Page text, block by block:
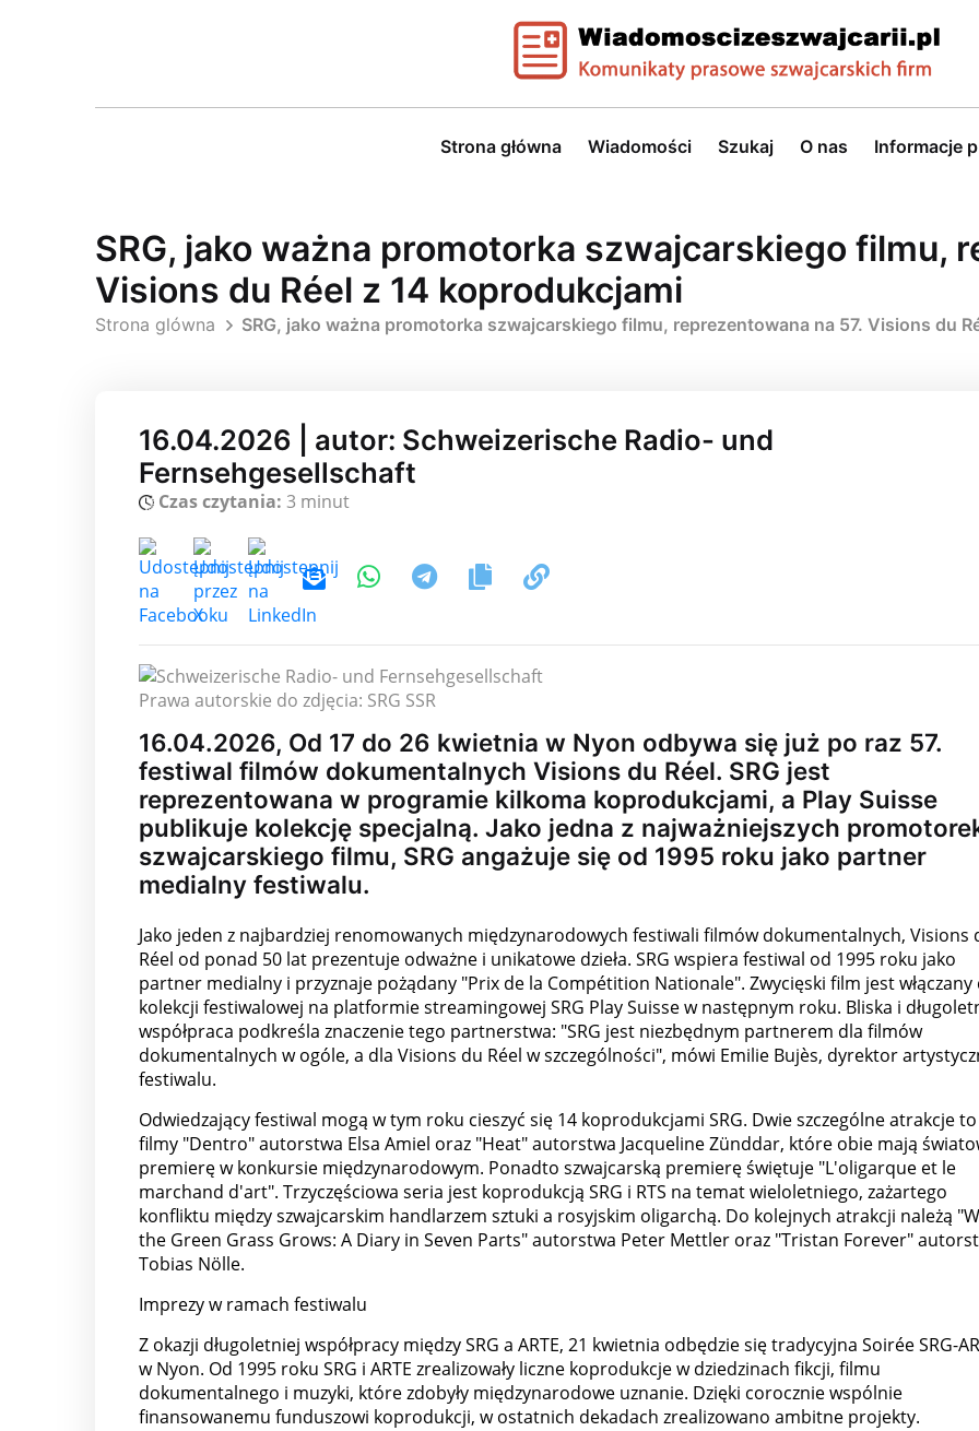
Strona główna Wiadomości Szukaj O nas Informacje
SRG, jako ważna promotorka szwajcarskiego filmu,
Visions du Réel z 14 koprodukcjami
Strona glówna SRG, jako ważna promotorka szwajcarskiego filmu, reprezentowana na 57. Visions du
16.04.2026 | autor: Schweizerische Radio- und
Fernsehgesellschaft
Czas czytania: 3 minut
Prawa autorskie do zdjęcia: SRG SSR
16.04.2026, Od 17 do 26 kwietnia w Nyon odbywa się już po raz 57.
festiwal filmów dokumentalnych Visions du Réel. SRG jest
reprezentowana w programie kilkoma koprodukcjami, a Play Suisse
publikuje kolekcję specjalną. Jako jedna z najważniejszych
szwajcarskiego filmu, SRG angażuje się od 1995 roku jako partner
medialny festiwalu.
Jako jeden z najbardziej renomowanych międzynarodowych festiwali filmów dokumentalnych, Visions
Réel od ponad 50 lat prezentuje odważne i unikatowe dzieła. SRG wspiera festiwal od 1995 roku jako
partner medialny i przyznaje pożądany "Prix de la Compétition Nationale". Zwycięski film jest włączany
kolekcji festiwalowej na platformie streamingowej SRG Play Suisse w następnym roku. Bliska i
współpraca podkreśla znaczenie tego partnerstwa: "SRG jest niezbędnym partnerem dla filmów
dokumentalnych w ogóle, a dla Visions du Réel w szczególności", mówi Emilie Bujès, dyrektor
festiwalu.
Odwiedzający festiwal mogą w tym roku cieszyć się 14 koprodukcjami SRG. Dwie szczególne atrakcje to
filmy "Dentro" autorstwa Elsa Amiel oraz "Heat" autorstwa Jacqueline Zünddar, które obie mają
premierę w konkursie międzynarodowym. Ponadto szwajcarską premierę świętuje "L'oligarque et le
marchand d'art". Trzyczęściowa seria jest koprodukcją SRG i RTS na temat wieloletniego, zażartego
konfliktu między szwajcarskim handlarzem sztuki a rosyjskim oligarchą. Do kolejnych atrakcji należą
the Green Grass Grows: A Diary in Seven Parts" autorstwa Peter Mettler oraz "Tristan Forever"
Tobias Nölle.
Imprezy w ramach festiwalu
Z okazji długoletniej współpracy między SRG a ARTE, 21 kwietnia odbędzie się tradycyjna Soirée SRG-
w Nyon. Od 1995 roku SRG i ARTE zrealizowały liczne koprodukcje w dziedzinach fikcji, filmu
dokumentalnego i muzyki, które zdobyły międzynarodowe uznanie. Dzięki corocznie wspólnie
finansowanemu funduszowi koprodukcji, w ostatnich dekadach zrealizowano ambitne projekty.